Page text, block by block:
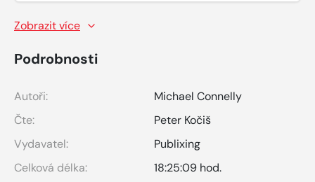
Zobrazit více
Podrobnosti
Autoři:
Michael Connelly
Čte:
Peter Kočiš
Vydavatel:
Publixing
Celková délka:
18:25:09 hod.